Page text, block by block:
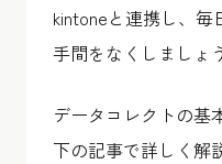
kintoneと連携し、
手間をなくしましょ
データコレクトの基
下の記事で詳しく解